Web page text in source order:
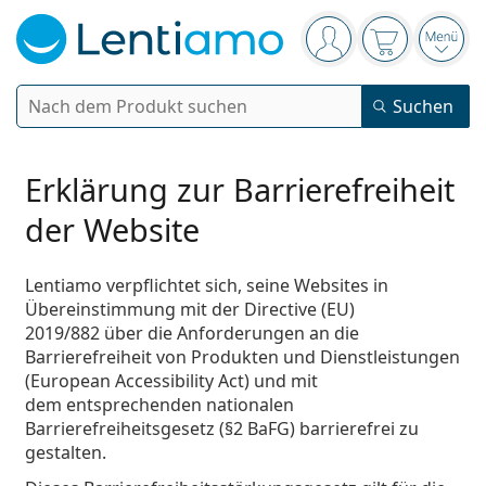
Navigationsleiste
Sie sindDer
das
Suche
Suchen
Anmelden
Kontaktlinsen
Tragedauer
Tageslinsen
Wochenlinsen
Zwei-Wochenlinsen
Monatslinsen
3-Monatslinsen
Linsentyp
Sphärische und asphärische
Torische für Astigmatismus
Multifokale für Presbyopie
Silikon-Hydrogel-Linsen
Marke
Acuvue
Biofinity
Dailies
Accessoires
Pflegemittel
Augentropfen
Inspiration & Tipps
Wie kauft man Linsen online?
Alle Kontaktlinsen
Pflegemittel
Nach Art
All-in-One Lösung
Peroxidlösung
Ohne Konservierungsstoffe
Nach Packungsgröße
50 bis 120 ml
225 bis 500 ml
Vorteilspackungen
2-er Vorteilspackung
Brillen
Geschlecht
Damen Herren Kinder
Sonderangebote
Neuheiten
Limitierte Edition
Zweck
Brillen
Marke
Sonnenbrillen
Geschlecht
Damen Herren
Sonderangebote
Blaulichtfilter-Brillen
Erklärung zur Barrierefreiheit
der Website
Lentiamo verpflichtet sich, seine Websites in
Übereinstimmung mit der Directive (EU)
2019/882über die Anforderungen an die
Barrierefreiheit von Produkten und Dienstleistungen
(European Accessibility Act) und mit
dem entsprechenden nationalen
Barrierefreiheitsgesetz (§2 BaFG)barrierefrei zu
gestalten.